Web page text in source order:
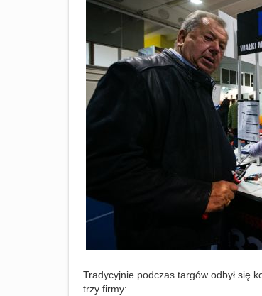
Tradycyjnie podczas targów odbył się
trzy firmy: